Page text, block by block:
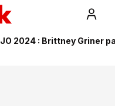
JO 2024 : Brittney Griner